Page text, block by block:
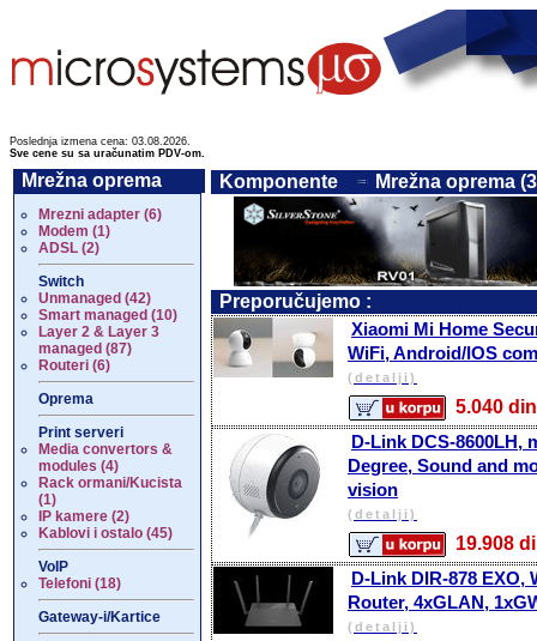
Poslednja izmena cena: 03.08.2026.
Sve cene su sa uračunatim PDV-om.
Mrežna oprema
Mrezni adapter (6)
Modem (1)
ADSL (2)
Switch
Unmanaged (42)
Smart managed (10)
Layer 2 & Layer 3
managed (87)
Routeri (6)
Oprema
Print serveri
Media convertors &
modules (4)
Rack ormani/Kucista
(1)
IP kamere (2)
Kablovi i ostalo (45)
VoIP
Telefoni (18)
Gateway-i/Kartice
Komponente Mrežna oprema
Preporučujemo :
Xiaomi Mi Home
WiFi, Android/IOS
(detalji)
5.040
D-Link DCS-8600LH,
Degree, Sound and
vision
(detalji)
D-Link DIR-878 EXO,
Router, 4xGLAN,
(detalji)